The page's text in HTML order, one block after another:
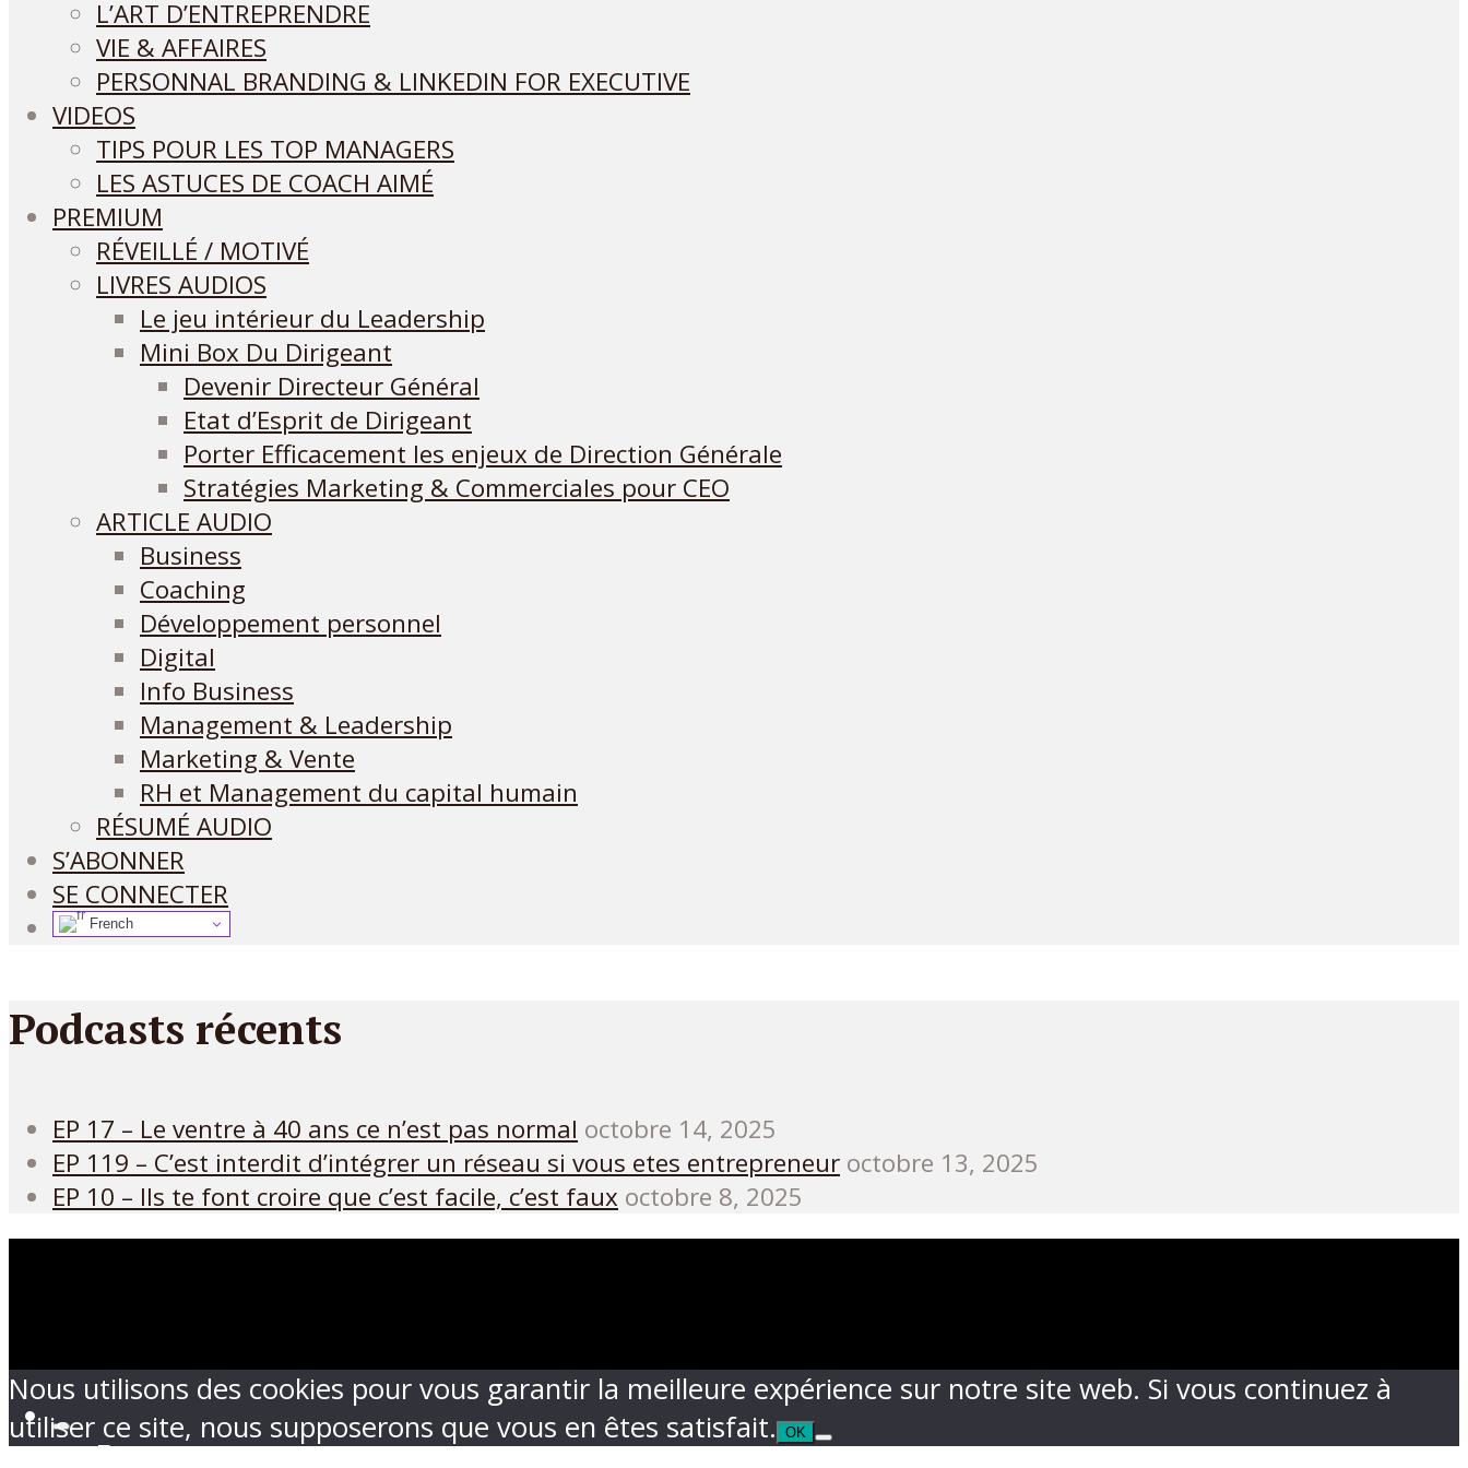
L’ART D’ENTREPRENDRE
VIE & AFFAIRES
PERSONNAL BRANDING & LINKEDIN FOR EXECUTIVE
VIDEOS
TIPS POUR LES TOP MANAGERS
LES ASTUCES DE COACH AIMÉ
PREMIUM
RÉVEILLÉ / MOTIVÉ
LIVRES AUDIOS
Le jeu intérieur du Leadership
Mini Box Du Dirigeant
Devenir Directeur Général
Etat d’Esprit de Dirigeant
Porter Efficacement les enjeux de Direction Générale
Stratégies Marketing & Commerciales pour CEO
ARTICLE AUDIO
Business
Coaching
Développement personnel
Digital
Info Business
Management & Leadership
Marketing & Vente
RH et Management du capital humain
RÉSUMÉ AUDIO
S’ABONNER
SE CONNECTER
French
Podcasts récents
EP 17 – Le ventre à 40 ans ce n’est pas normal octobre 14, 2025
EP 119 – C’est interdit d’intégrer un réseau si vous etes entrepreneur octobre 13, 2025
EP 10 – Ils te font croire que c’est facile, c’est faux octobre 8, 2025
Ecouter sur
Nous utilisons des cookies pour vous garantir la meilleure expérience sur notre site web. Si vous continuez à
utiliser ce site, nous supposerons que vous en êtes satisfait.
OK